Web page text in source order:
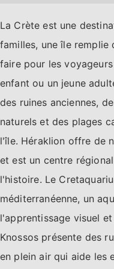
La Crète est une
familles, une île
faire pour les
enfant ou un jeune
des ruines anciennes,
naturels et des plages
l'île. Héraklion offre de
et est un centre
l'histoire. Le
méditerranéenne, un
l'apprentissage visuel
Knossos présente des
en plein air qui aide les